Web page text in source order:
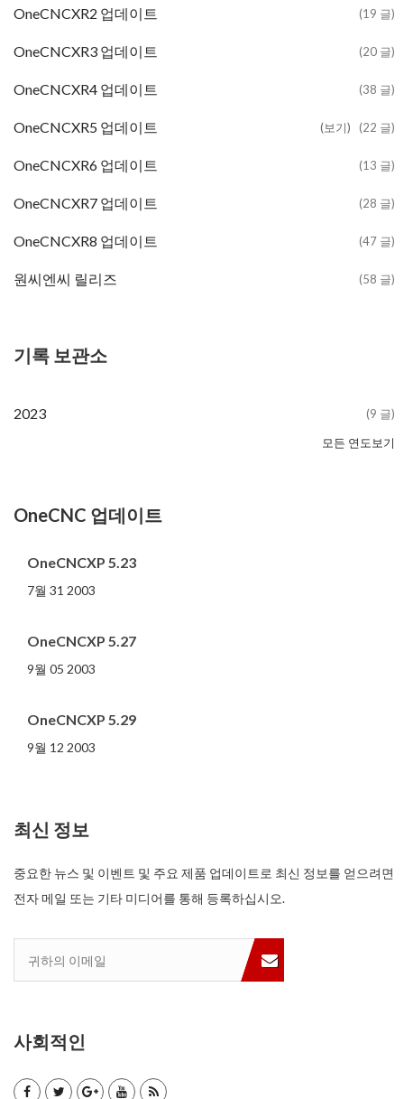
OneCNCXR2 업데이트 (19 글)
OneCNCXR3 업데이트 (20 글)
OneCNCXR4 업데이트 (38 글)
OneCNCXR5 업데이트 (보기) (22 글)
OneCNCXR6 업데이트 (13 글)
OneCNCXR7 업데이트 (28 글)
OneCNCXR8 업데이트 (47 글)
원씨엔씨 릴리즈 (58 글)
기록 보관소
2023 (9 글)
(6 글)
(16 글)
(20 글)
(11 글)
(12 글)
(13 글)
(4 글)
(6 글)
(7 글)
(8 글)
(13 글)
(13 글)
(26 글)
(16 글)
(4 글)
(11 글)
(6 글)
(6 글)
(14 글)
(11 글)
모든 연도보기
OneCNC 업데이트
OneCNCXP 5.23
7월 31 2003
OneCNCXP 5.27
9월 05 2003
OneCNCXP 5.29
9월 12 2003
최신 정보
중요한 뉴스 및 이벤트 및 주요 제품 업데이트로 최신 정보를 얻으려면
전자 메일 또는 기타 미디어를 통해 등록하십시오.
사회적인